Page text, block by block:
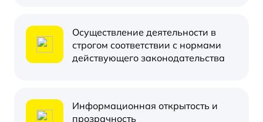
Осуществление деятельности в
строгом соответствии с нормами
действующего законодательства
Информационная открытость и
прозрачность